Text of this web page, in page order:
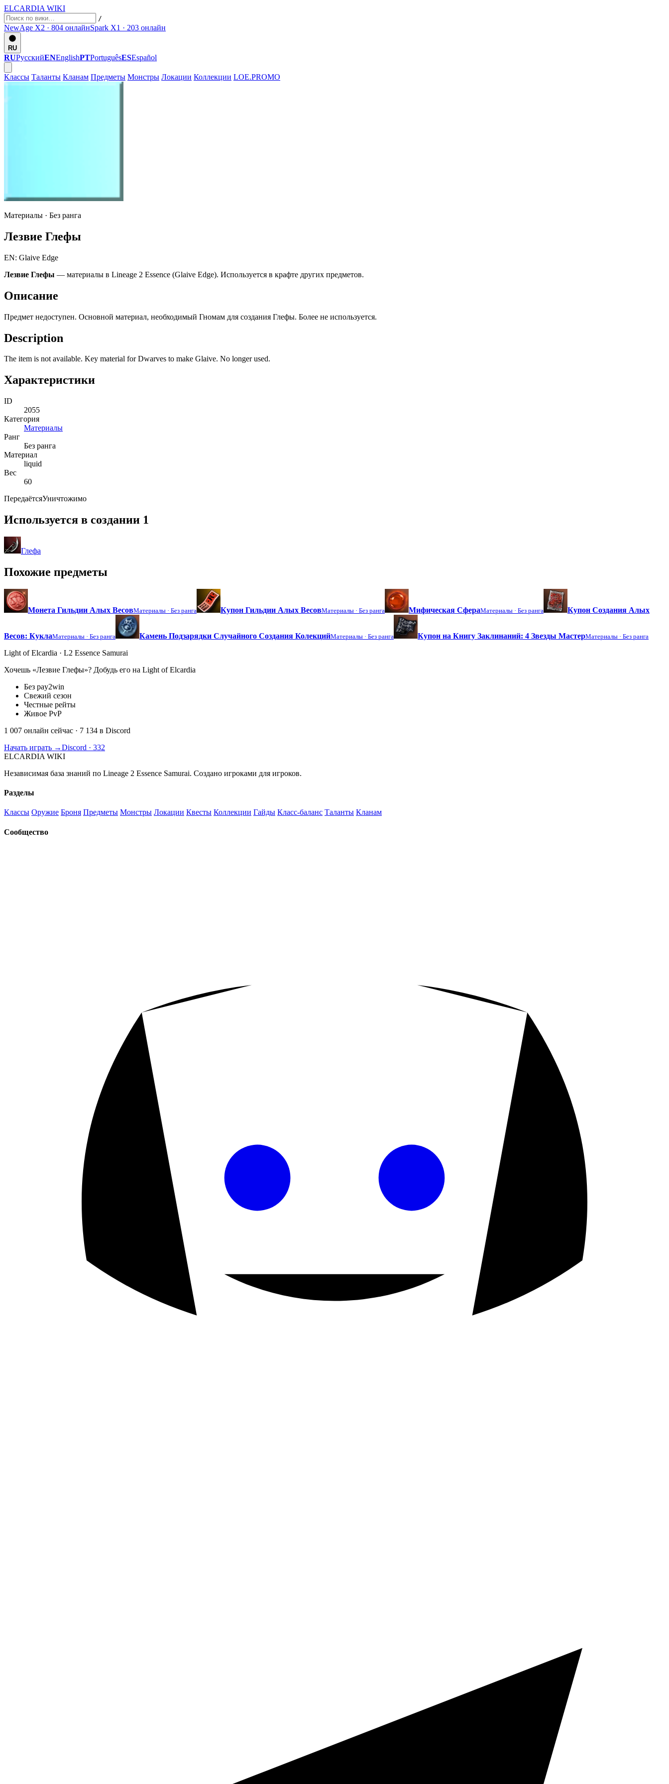
ELCARDIA WIKI
/
NewAge X2 · 804 онлайнSpark X1 · 203 онлайн
RU
RUРусскийENEnglishPTPortuguêsESEspañol
Классы Таланты Кланам Предметы Монстры Локации Коллекции LOE.PROMO
Материалы · Без ранга
Лезвие Глефы
EN: Glaive Edge
Лезвие Глефы — материалы в Lineage 2 Essence (Glaive Edge). Используется в крафте других предметов.
Описание
Предмет недоступен. Основной материал, необходимый Гномам для создания Глефы. Более не используется.
Description
The item is not available. Key material for Dwarves to make Glaive. No longer used.
Характеристики
ID
2055
Категория
Материалы
Ранг
Без ранга
Материал
liquid
Вес
60
ПередаётсяУничтожимо
Используется в создании 1
Глефа
Похожие предметы
Монета Гильдии Алых ВесовМатериалы · Без ранга Купон Гильдии Алых ВесовМатериалы · Без ранга Мифическая СфераМатериалы · Без ранга Купон Создания Алых
Весов: КуклаМатериалы · Без ранга Камень Подзарядки Случайного Создания КолекцийМатериалы · Без ранга Купон на Книгу Заклинаний: 4 Звезды МастерМатериалы · Без ранга
Light of Elcardia · L2 Essence Samurai
Хочешь «Лезвие Глефы»? Добудь его на Light of Elcardia
Без pay2win
Свежий сезон
Честные рейты
Живое PvP
1 007 онлайн сейчас · 7 134 в Discord
Начать играть →Discord · 332
ELCARDIA WIKI
Независимая база знаний по Lineage 2 Essence Samurai. Создано игроками для игроков.
Разделы
Классы Оружие Броня Предметы Монстры Локации Квесты Коллекции Гайды Класс-баланс Таланты Кланам
Сообщество